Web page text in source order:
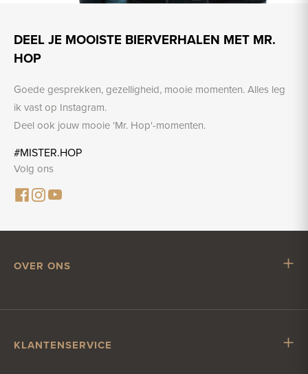
DEEL JE MOOISTE BIERVERHALEN MET MR.
HOP
Goede gesprekken, gezelligheid, mooie momenten. Alles leg
ik vast op Instagram.
Deel ook jouw mooie 'Mr. Hop'-momenten.
#MISTER.HOP
Volg ons
OVER ONS
Vacatures
KLANTENSERVICE